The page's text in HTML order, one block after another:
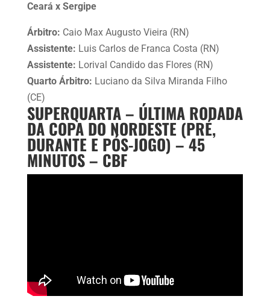
Ceará x Sergipe
Árbitro: Caio Max Augusto Vieira (RN)
Assistente: Luis Carlos de Franca Costa (RN)
Assistente: Lorival Candido das Flores (RN)
Quarto Árbitro: Luciano da Silva Miranda Filho
(CE)
SUPERQUARTA – ÚLTIMA RODADA
DA COPA DO NORDESTE (PRÉ,
DURANTE E PÓS-JOGO) – 45
MINUTOS – CBF